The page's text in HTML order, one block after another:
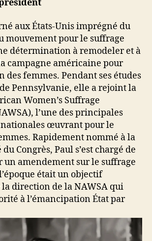
aux États-Unis imprégné du
mouvement pour le suffrage
détermination à remodeler et à
campagne américaine pour
des femmes. Pendant ses études
Pennsylvanie, elle a rejoint la
Women’s Suffrage
l’une des principales
œuvrant pour le
Rapidement nommé à la
Congrès, Paul s’est chargé de
amendement sur le suffrage
était un objectif
la direction de la NAWSA qui
à l’émancipation État par